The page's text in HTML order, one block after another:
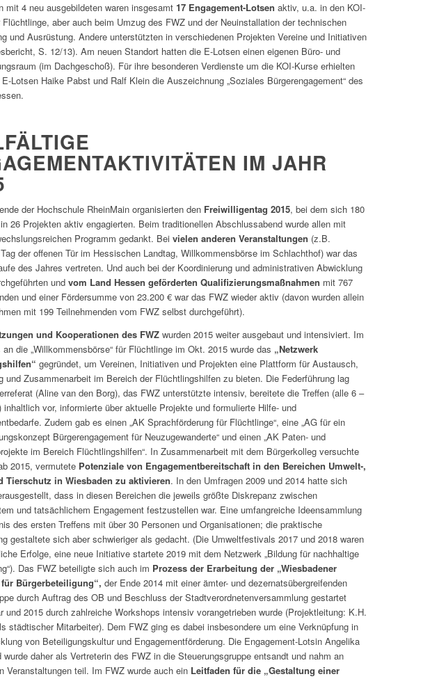
mit 4 neu ausgebildeten waren insgesamt 17 Engagement-Lotsen aktiv, u.a. in den KOI-
Flüchtlinge, aber auch beim Umzug des FWZ und der Neuinstallation der technischen
und Ausrüstung. Andere unterstützten in verschiedenen Projekten Vereine und Initiativen
S. 12/13). Am neuen Standort hatten die E-Lotsen einen eigenen Büro- und
(im Dachgeschoß). Für ihre besonderen Verdienste um die KOI-Kurse erhielten
Lotsen Haike Pabst und Ralf Klein die Auszeichnung „Soziales Bürgerengagement“ des
IM JAHR
der Hochschule RheinMain organisierten den Freiwilligentag 2015, bei dem sich 180
26 Projekten aktiv engagierten. Beim traditionellen Abschlussabend wurde allen mit
Programm gedankt. Bei vielen anderen Veranstaltungen (z.B.
der offenen Tür im Hessischen Landtag, Willkommensbörse im Schlachthof) war das
des Jahres vertreten. Und auch bei der Koordinierung und administrativen Abwicklung
und vom Land Hessen geförderten Qualifizierungsmaßnahmen mit 767
und einer Fördersumme von 23.200 € war das FWZ wieder aktiv (davon wurden allein
mit 199 Teilnehmenden vom FWZ selbst durchgeführt).
und Kooperationen des FWZ wurden 2015 weiter ausgebaut und intensiviert. Im
die „Willkommensbörse“ für Flüchtlinge im Okt. 2015 wurde das „Netzwerk
gegründet, um Vereinen, Initiativen und Projekten eine Plattform für Austausch,
und Zusammenarbeit im Bereich der Flüchtlingshilfen zu bieten. Die Federführung lag
(Aline van den Borg), das FWZ unterstützte intensiv, bereitete die Treffen (alle 6 –
inhaltlich vor, informierte über aktuelle Projekte und formulierte Hilfe- und
Zudem gab es einen „AK Sprachförderung für Flüchtlinge“, eine „AG für ein
Bürgerengagement für Neuzugewanderte“ und einen „AK Paten- und
im Bereich Flüchtlingshilfen“. In Zusammenarbeit mit dem Bürgerkolleg versuchte
2015, vermutete Potenziale von Engagementbereitschaft in den Bereichen Umwelt-,
Tierschutz in Wiesbaden zu aktivieren. In den Umfragen 2009 und 2014 hatte sich
dass in diesen Bereichen die jeweils größte Diskrepanz zwischen
und tatsächlichem Engagement festzustellen war. Eine umfangreiche Ideensammlung
des ersten Treffens mit über 30 Personen und Organisationen; die praktische
gestaltete sich aber schwieriger als gedacht. (Die Umweltfestivals 2017 und 2018 waren
Erfolge, eine neue Initiative startete 2019 mit dem Netzwerk „Bildung für nachhaltige
Das FWZ beteiligte sich auch im Prozess der Erarbeitung der „Wiesbadener
für Bürgerbeteiligung“, der Ende 2014 mit einer ämter- und dezernatsübergreifenden
durch Auftrag des OB und Beschluss der Stadtverordnetenversammlung gestartet
und 2015 durch zahlreiche Workshops intensiv vorangetrieben wurde (Projektleitung: K.H.
städtischer Mitarbeiter). Dem FWZ ging es dabei insbesondere um eine Verknüpfung in
von Beteiligungskultur und Engagementförderung. Die Engagement-Lotsin Angelika
wurde daher als Vertreterin des FWZ in die Steuerungsgruppe entsandt und nahm an
Veranstaltungen teil. Im FWZ wurde auch ein Leitfaden für die „Gestaltung einer